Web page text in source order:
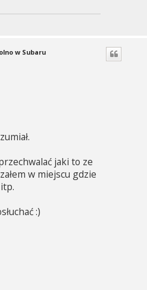
w Subaru
jaki to ze
w miejscu gdzie
:)